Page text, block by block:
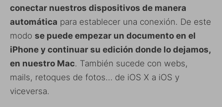
conectar nuestros dispositivos de manera
automática para establecer una conexión. De este
modo se puede empezar un documento en el
iPhone y continuar su edición donde lo dejamos,
en nuestro Mac. También sucede con webs,
mails, retoques de fotos… de iOS X a iOS y
viceversa.